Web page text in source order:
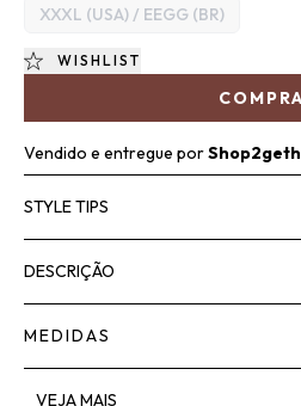
XXXL (USA) / EEGG (BR)
WISHLIST
Vendido e entregue por
STYLE TIPS
DESCRIÇÃO
MEDIDAS
VEJA MAIS